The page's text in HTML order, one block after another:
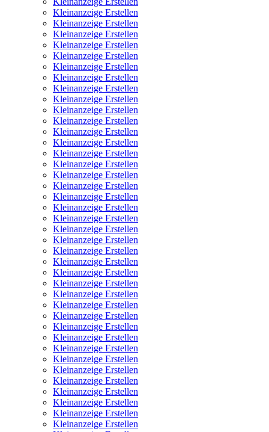
Kleinanzeige Erstellen
Kleinanzeige Erstellen
Kleinanzeige Erstellen
Kleinanzeige Erstellen
Kleinanzeige Erstellen
Kleinanzeige Erstellen
Kleinanzeige Erstellen
Kleinanzeige Erstellen
Kleinanzeige Erstellen
Kleinanzeige Erstellen
Kleinanzeige Erstellen
Kleinanzeige Erstellen
Kleinanzeige Erstellen
Kleinanzeige Erstellen
Kleinanzeige Erstellen
Kleinanzeige Erstellen
Kleinanzeige Erstellen
Kleinanzeige Erstellen
Kleinanzeige Erstellen
Kleinanzeige Erstellen
Kleinanzeige Erstellen
Kleinanzeige Erstellen
Kleinanzeige Erstellen
Kleinanzeige Erstellen
Kleinanzeige Erstellen
Kleinanzeige Erstellen
Kleinanzeige Erstellen
Kleinanzeige Erstellen
Kleinanzeige Erstellen
Kleinanzeige Erstellen
Kleinanzeige Erstellen
Kleinanzeige Erstellen
Kleinanzeige Erstellen
Kleinanzeige Erstellen
Kleinanzeige Erstellen
Kleinanzeige Erstellen
Kleinanzeige Erstellen
Kleinanzeige Erstellen
Kleinanzeige Erstellen